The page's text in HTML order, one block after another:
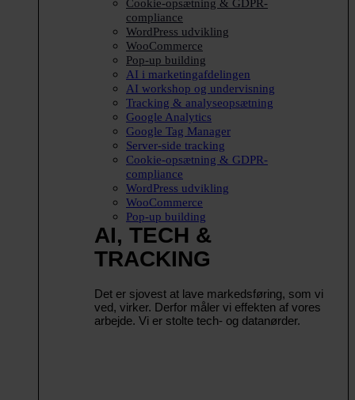
Cookie-opsætning & GDPR-
compliance
WordPress udvikling
WooCommerce
Pop-up building
AI i marketingafdelingen
AI workshop og undervisning
Tracking & analyseopsætning
Google Analytics
Google Tag Manager
Server-side tracking
Cookie-opsætning & GDPR-
compliance
WordPress udvikling
WooCommerce
Pop-up building
AI, TECH &
TRACKING
Det er sjovest at lave markedsføring, som vi
ved, virker. Derfor måler vi effekten af vores
arbejde. Vi er stolte tech- og datanørder.